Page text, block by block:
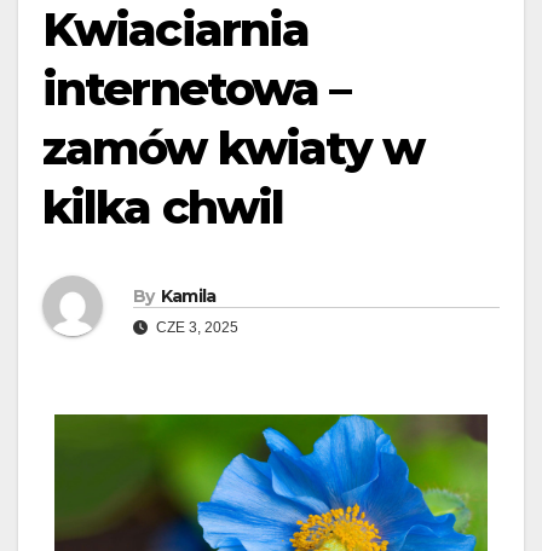
Kwiaciarnia
internetowa –
zamów kwiaty w
kilka chwil
By Kamila
CZE 3, 2025